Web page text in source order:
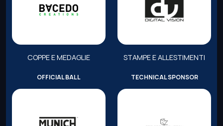
COPPE E MEDAGLIE STAMPE E ALLESTIMENTI
OFFICIAL BALL TECHNICAL SPONSOR